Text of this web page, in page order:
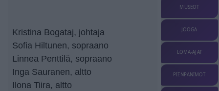
Kristina Bogataj, johtaja
Sofia Hiltunen, sopraano
Linnea Penttilä, sopraano
Inga Sauranen, altto
Ilona Tiira, altto
MUSEOT
JOOGA
LOMA-AJAT
PIENPANIMOT